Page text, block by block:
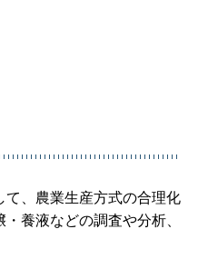
、農業生産方式の合理化
養液などの調査や分析、